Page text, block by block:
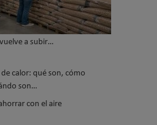
a subir…
calor: qué son, cómo
son…
con el aire